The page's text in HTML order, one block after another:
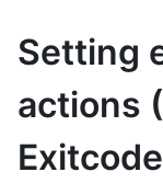
Setting
actions